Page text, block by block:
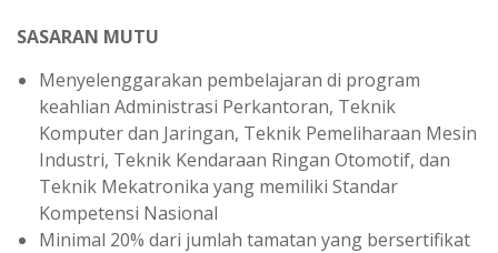
SASARAN MUTU
Menyelenggarakan pembelajaran di program
keahlian Administrasi Perkantoran, Teknik
Komputer dan Jaringan, Teknik Pemeliharaan Mesin
Industri, Teknik Kendaraan Ringan Otomotif, dan
Teknik Mekatronika yang memiliki Standar
Kompetensi Nasional
Minimal 20% dari jumlah tamatan yang bersertifikat